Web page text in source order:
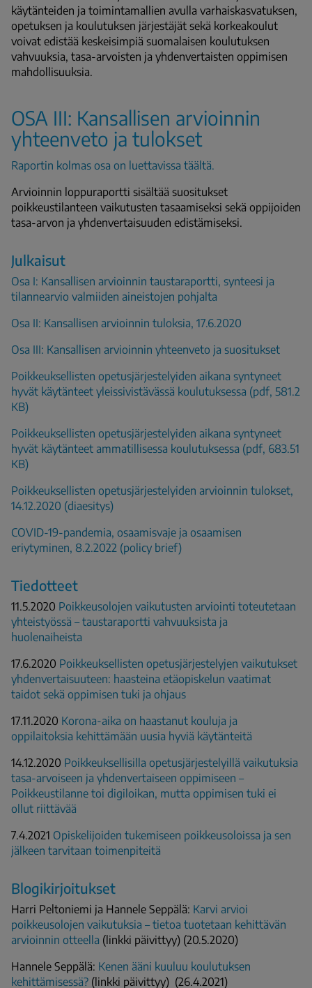
käytänteiden ja toimintamallien avulla varhaiskasvatuksen,
opetuksen ja koulutuksen järjestäjät sekä korkeakoulut
voivat edistää keskeisimpiä suomalaisen koulutuksen
vahvuuksia, tasa-arvoisten ja yhdenvertaisten oppimisen
mahdollisuuksia.
OSA III: Kansallisen arvioinnin
yhteenveto ja tulokset
Raportin kolmas osa on luettavissa täältä.
Arvioinnin loppuraportti sisältää suositukset
poikkeustilanteen vaikutusten tasaamiseksi sekä oppijoiden
tasa-arvon ja yhdenvertaisuuden edistämiseksi.
Julkaisut
Osa I: Kansallisen arvioinnin taustaraportti, synteesi ja
tilannearvio valmiiden aineistojen pohjalta
Osa II: Kansallisen arvioinnin tuloksia, 17.6.2020
Osa III: Kansallisen arvioinnin yhteenveto ja suositukset
Poikkeuksellisten opetusjärjestelyiden aikana syntyneet
hyvät käytänteet yleissivistävässä koulutuksessa (pdf, 581.2
KB)
Poikkeuksellisten opetusjärjestelyiden aikana syntyneet
hyvät käytänteet ammatillisessa koulutuksessa (pdf, 683.51
KB)
Poikkeuksellisten opetusjärjestelyiden arvioinnin tulokset,
14.12.2020 (diaesitys)
COVID-19-pandemia, osaamisvaje ja osaamisen
eriytyminen, 8.2.2022 (policy brief)
Tiedotteet
11.5.2020 Poikkeusolojen vaikutusten arviointi toteutetaan
yhteistyössä – taustaraportti vahvuuksista ja
huolenaiheista
17.6.2020 Poikkeuksellisten opetusjärjestelyjen vaikutukset
yhdenvertaisuuteen: haasteina etäopiskelun vaatimat
taidot sekä oppimisen tuki ja ohjaus
17.11.2020 Korona-aika on haastanut kouluja ja
oppilaitoksia kehittämään uusia hyviä käytänteitä
14.12.2020 Poikkeuksellisilla opetusjärjestelyillä vaikutuksia
tasa-arvoiseen ja yhdenvertaiseen oppimiseen –
Poikkeustilanne toi digiloikan, mutta oppimisen tuki ei
ollut riittävää
7.4.2021 Opiskelijoiden tukemiseen poikkeusoloissa ja sen
jälkeen tarvitaan toimenpiteitä
Blogikirjoitukset
Harri Peltoniemi ja Hannele Seppälä: Karvi arvioi
poikkeusolojen vaikutuksia – tietoa tuotetaan kehittävän
arvioinnin otteella (linkki päivittyy) (20.5.2020)
Hannele Seppälä: Kenen ääni kuuluu koulutuksen
kehittämisessä? (linkki päivittyy) (26.4.2021)